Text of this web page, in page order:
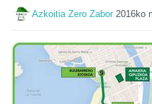
Azkoitia Zero Zabor 2016ko